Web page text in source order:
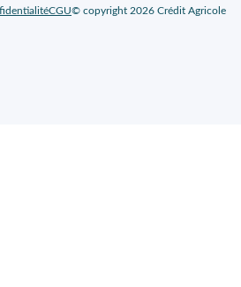
CGU© copyright 2026 Crédit Agricole